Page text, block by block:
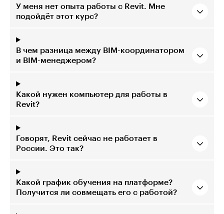
У меня нет опыта работы с Revit. Мне
подойдёт этот курс?
В чем разница между BIM-координатором
и BIM-менеджером?
Какой нужен компьютер для работы в
Revit?
Говорят, Revit сейчас не работает в
России. Это так?
Какой график обучения на платформе?
Получится ли совмещать его с работой?